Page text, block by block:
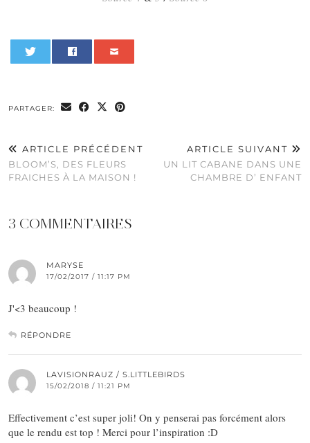
PARTAGER:
ARTICLE PRÉCÉDENT
BLOOM’S, DES FLEURS
FRAICHES À LA MAISON !
ARTICLE SUIVANT
UN LIT CABANE DANS UNE
CHAMBRE D’ ENFANT
3 COMMENTAIRES
MARYSE
17/02/2017 / 11:17 PM
J'<3 beaucoup !
RÉPONDRE
LAVISIONRAUZ / S.LITTLEBIRDS
15/02/2018 / 11:21 PM
Effectivement c’est super joli! On y penserai pas forcément alors
que le rendu est top ! Merci pour l’inspiration :D